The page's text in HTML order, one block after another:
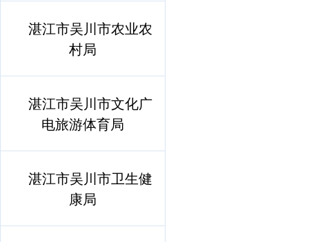
湛江市吴川市农业农
村局
湛江市吴川市文化广
电旅游体育局
湛江市吴川市卫生健
康局